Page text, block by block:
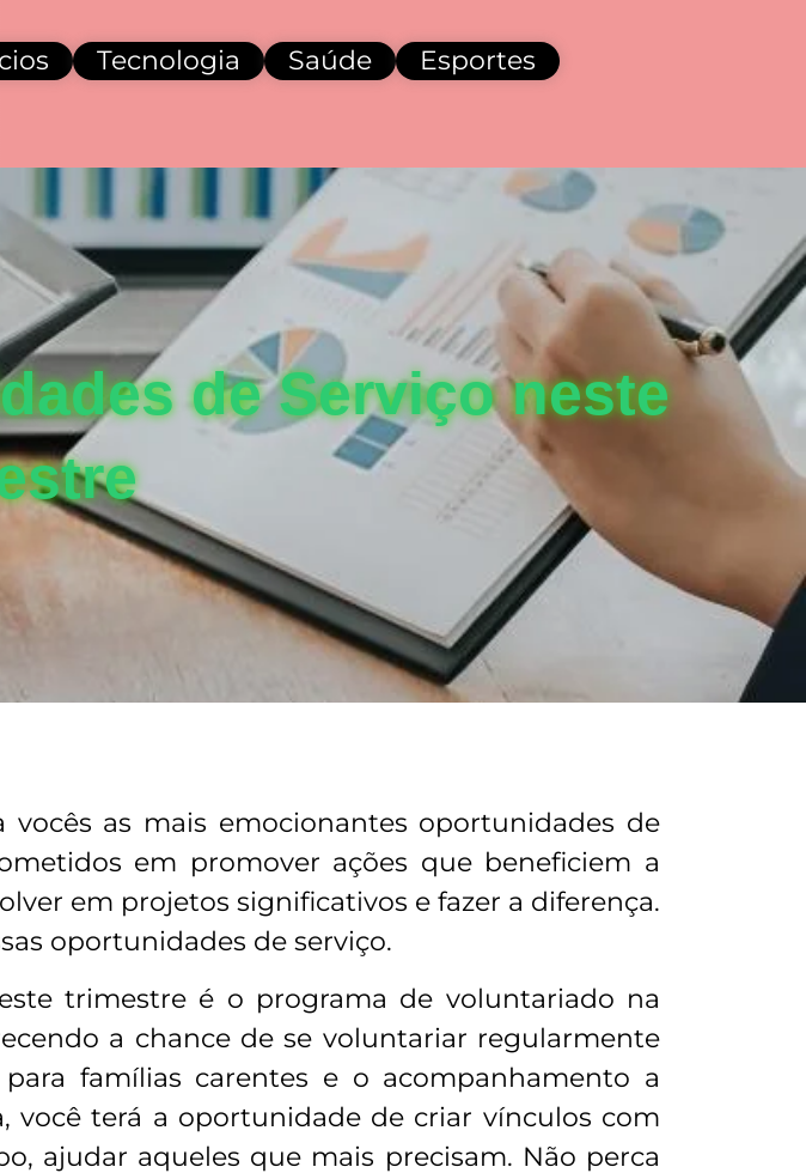
Tecnologia Saúde Esportes
de Serviço neste
as mais emocionantes oportunidades de
em promover ações que beneficiem a
em projetos significativos e fazer a diferença.
oportunidades de serviço.
trimestre é o programa de voluntariado na
a chance de se voluntariar regularmente
famílias carentes e o acompanhamento a
você terá a oportunidade de criar vínculos com
ajudar aqueles que mais precisam. Não perca